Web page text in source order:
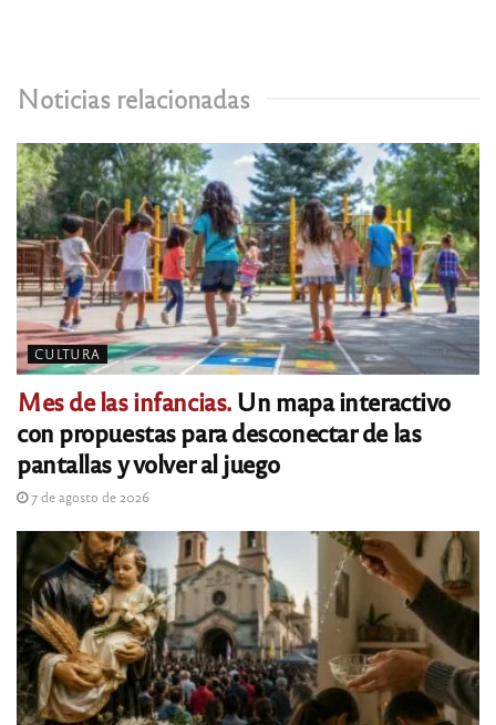
Noticias relacionadas
CULTURA
Mes de las infancias.Un mapa interactivo
con propuestas para desconectar de las
pantallas y volver al juego
7 de agosto de 2026